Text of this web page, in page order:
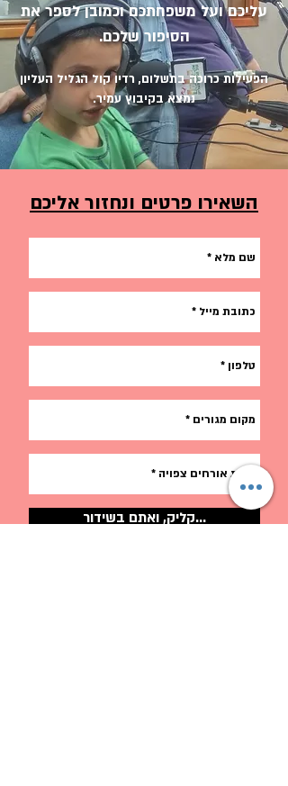
עליכם ועל משפחתכם וכמובן לספר את
הסיפור שלכם.
הפעילות כרוכה בתשלום, רדיו קול הגליל העליון
נמצא בקיבוץ עמיר.
השאירו פרטים ונחזור אליכם
קליק, ואתם בשידור...